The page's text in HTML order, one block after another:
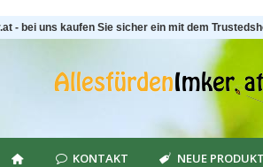
- bei uns kaufen Sie sicher ein mit dem
KONTAKT NEUE